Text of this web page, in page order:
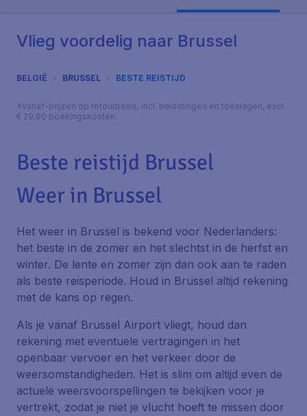
Vlieg voordelig naar Brussel
BELGIË BRUSSEL BESTE REISTIJD
*Vanaf-prijzen op retourbasis, incl. belastingen en toeslagen, excl.
€ 29,90 boekingskosten.
Beste reistijd Brussel
Weer in Brussel
Het weer in Brussel is bekend voor Nederlanders:
het beste in de zomer en het slechtst in de herfst en
winter. De lente en zomer zijn dan ook aan te raden
als beste reisperiode. Houd in Brussel altijd rekening
met de kans op regen.
Als je vanaf Brussel Airport vliegt, houd dan
rekening met eventuele vertragingen in het
openbaar vervoer en het verkeer door de
weersomstandigheden. Het is slim om altijd even de
actuele weersvoorspellingen te bekijken voor je
vertrekt, zodat je niet je vlucht hoeft te missen door